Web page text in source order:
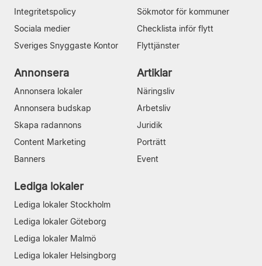
Integritetspolicy
Sociala medier
Sveriges Snyggaste Kontor
Sökmotor för kommuner
Checklista inför flytt
Flyttjänster
Annonsera
Annonsera lokaler
Annonsera budskap
Skapa radannons
Content Marketing
Banners
Artiklar
Näringsliv
Arbetsliv
Juridik
Porträtt
Event
Lediga lokaler
Lediga lokaler Stockholm
Lediga lokaler Göteborg
Lediga lokaler Malmö
Lediga lokaler Helsingborg